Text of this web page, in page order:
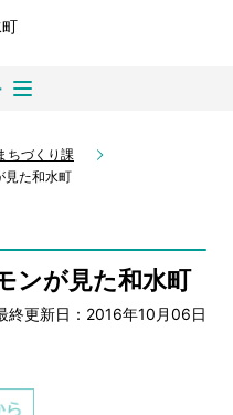
ちづくり課
見た和水町
ンが見た和水町
終更新日：2016年10月06日